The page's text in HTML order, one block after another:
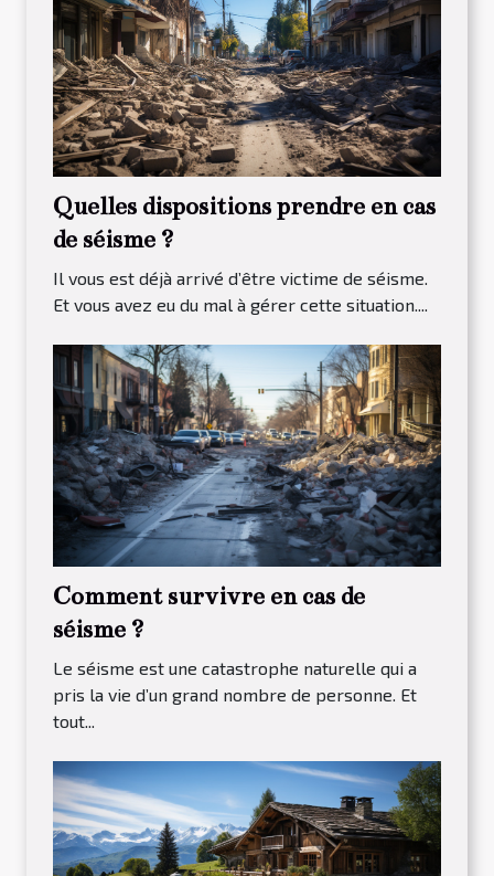
Quelles dispositions prendre en cas
de séisme ?
Il vous est déjà arrivé d’être victime de séisme.
Et vous avez eu du mal à gérer cette situation....
Comment survivre en cas de
séisme ?
Le séisme est une catastrophe naturelle qui a
pris la vie d’un grand nombre de personne. Et
tout...